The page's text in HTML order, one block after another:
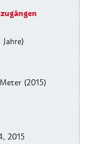
(2015)
2015